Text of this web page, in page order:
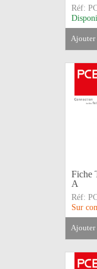
Réf:
Fiche
A
Réf:
Sur